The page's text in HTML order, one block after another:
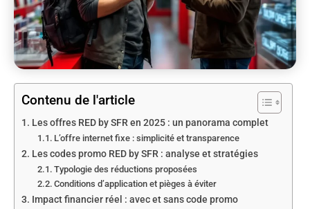
Contenu de l'article
Les offres RED by SFR en 2025 : un panorama complet
L’offre internet fixe : simplicité et transparence
Les codes promo RED by SFR : analyse et stratégies
Typologie des réductions proposées
Conditions d’application et pièges à éviter
Impact financier réel : avec et sans code promo